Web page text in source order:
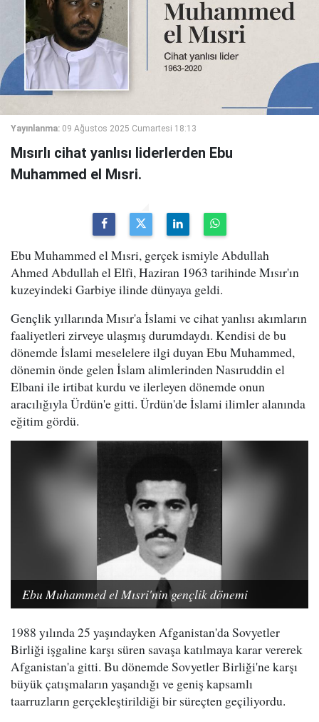
Yayınlanma: 09 Ağustos 2025 Cumartesi 18:13
Mısırlı cihat yanlısı liderlerden Ebu
Muhammed el Mısri.
Ebu Muhammed el Mısri, gerçek ismiyle Abdullah
Ahmed Abdullah el Elfi, Haziran 1963 tarihinde Mısır'ın
kuzeyindeki Garbiye ilinde dünyaya geldi.
Gençlik yıllarında Mısır'a İslami ve cihat yanlısı akımların
faaliyetleri zirveye ulaşmış durumdaydı. Kendisi de bu
dönemde İslami meselelere ilgi duyan Ebu Muhammed,
dönemin önde gelen İslam alimlerinden Nasıruddin el
Elbani ile irtibat kurdu ve ilerleyen dönemde onun
aracılığıyla Ürdün'e gitti. Ürdün'de İslami ilimler alanında
eğitim gördü.
Ebu Muhammed el Mısri'nin gençlik dönemi
1988 yılında 25 yaşındayken Afganistan'da Sovyetler
Birliği işgaline karşı süren savaşa katılmaya karar vererek
Afganistan'a gitti. Bu dönemde Sovyetler Birliği'ne karşı
büyük çatışmaların yaşandığı ve geniş kapsamlı
taarruzların gerçekleştirildiği bir süreçten geçiliyordu.